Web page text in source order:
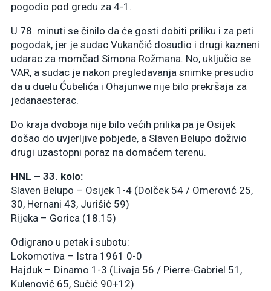
pogodio pod gredu za 4-1.
U 78. minuti se činilo da će gosti dobiti priliku i za peti
pogodak, jer je sudac Vukančić dosudio i drugi kazneni
udarac za momčad Simona Rožmana. No, uključio se
VAR, a sudac je nakon pregledavanja snimke presudio
da u duelu Ćubelića i Ohajunwe nije bilo prekršaja za
jedanaesterac.
Do kraja dvoboja nije bilo većih prilika pa je Osijek
došao do uvjerljive pobjede, a Slaven Belupo doživio
drugi uzastopni poraz na domaćem terenu.
HNL – 33. kolo:
Slaven Belupo – Osijek 1-4 (Dolček 54 / Omerović 25,
30, Hernani 43, Jurišić 59)
Rijeka – Gorica (18.15)
Odigrano u petak i subotu:
Lokomotiva – Istra 1961 0-0
Hajduk – Dinamo 1-3 (Livaja 56 / Pierre-Gabriel 51,
Kulenović 65, Sučić 90+12)